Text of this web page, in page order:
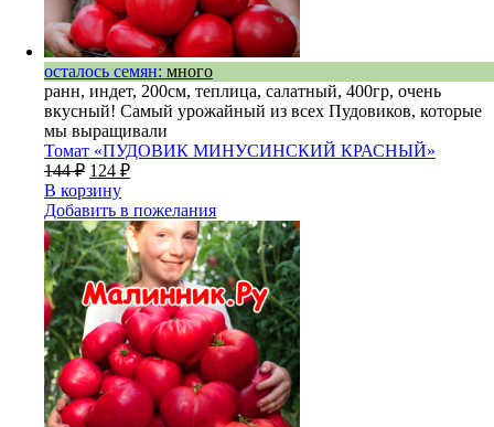
осталось семян: много
ранн, индет, 200см, теплица, салатный, 400гр, очень
вкусный! Самый урожайный из всех Пудовиков, которые
мы выращивали
Томат «ПУДОВИК МИНУСИНСКИЙ КРАСНЫЙ»
144₽ 124 ₽
В корзину
Добавить в пожелания